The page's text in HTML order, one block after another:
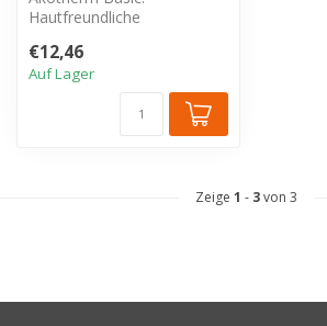
Hautfreundliche
Polyesterfasern für Wä...
€12,46
Auf Lager
Zeige 1 - 3von 3